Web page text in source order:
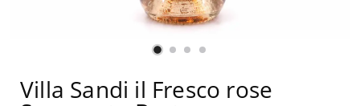
Villa Sandi il Fresco rose